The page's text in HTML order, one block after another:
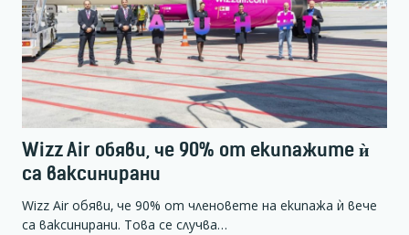
Wizz Air обяви, че 90% от екипажите ѝ
са ваксинирани
Wizz Air обяви, че 90% от членовете на екипажа ѝ вече
са ваксинирани. Това се случва…